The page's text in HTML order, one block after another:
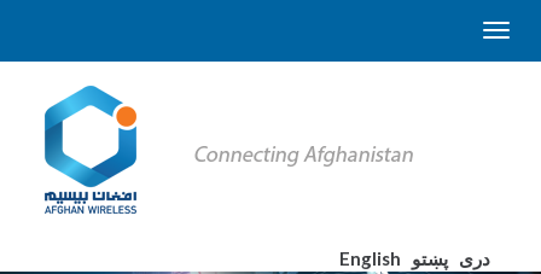
English دری پښتو